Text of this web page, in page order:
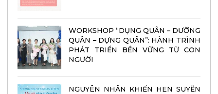
WORKSHOP “DỤNG QUÂN – DƯỠNG
QUÂN – DỰNG QUÂN”: HÀNH TRÌNH
PHÁT TRIỂN BỀN VỮNG TỪ CON
NGƯỜI
NGUYÊN NHÂN KHIẾN HEN SUYỄN